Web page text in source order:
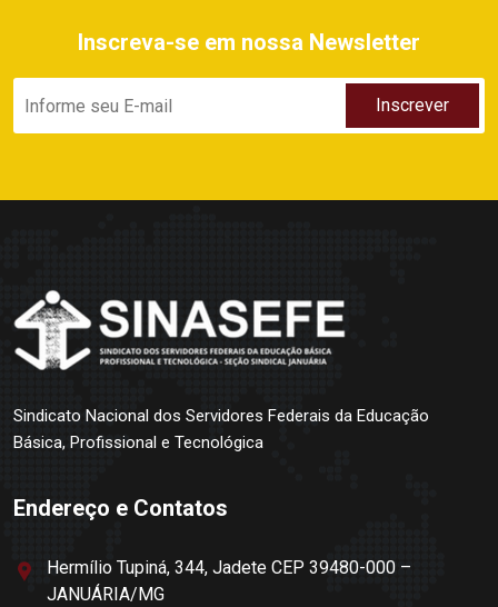
Inscreva-se em nossa Newsletter
Sindicato Nacional dos Servidores Federais da Educação
Básica, Profissional e Tecnológica
Endereço e Contatos
Hermílio Tupiná, 344, Jadete CEP 39480-000 –
JANUÁRIA/MG